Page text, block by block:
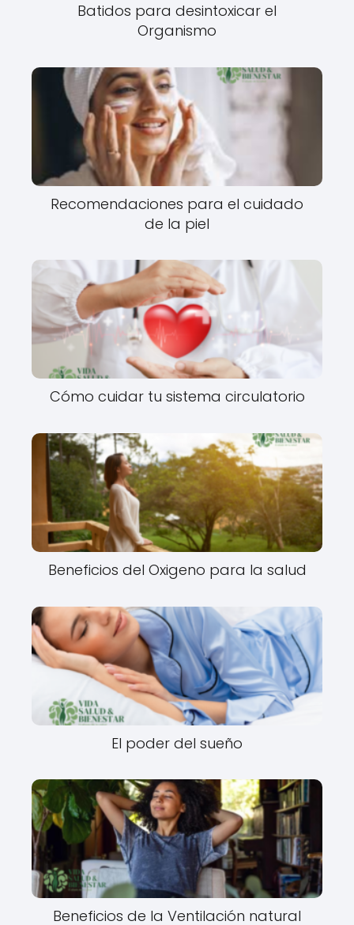
Batidos para desintoxicar el
Organismo
Recomendaciones para el cuidado
de la piel
Cómo cuidar tu sistema circulatorio
Beneficios del Oxigeno para la salud
El poder del sueño
Beneficios de la Ventilación natural